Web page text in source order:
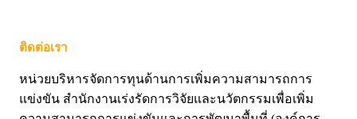
ติดต่อเรา
หน่วยบริหารจัดการทุนด้านการเพิ่มความสามารถการ
แข่งขัน สำนักงานเร่งรัดการวิจัยและนวัตกรรมเพื่อเพิ่ม